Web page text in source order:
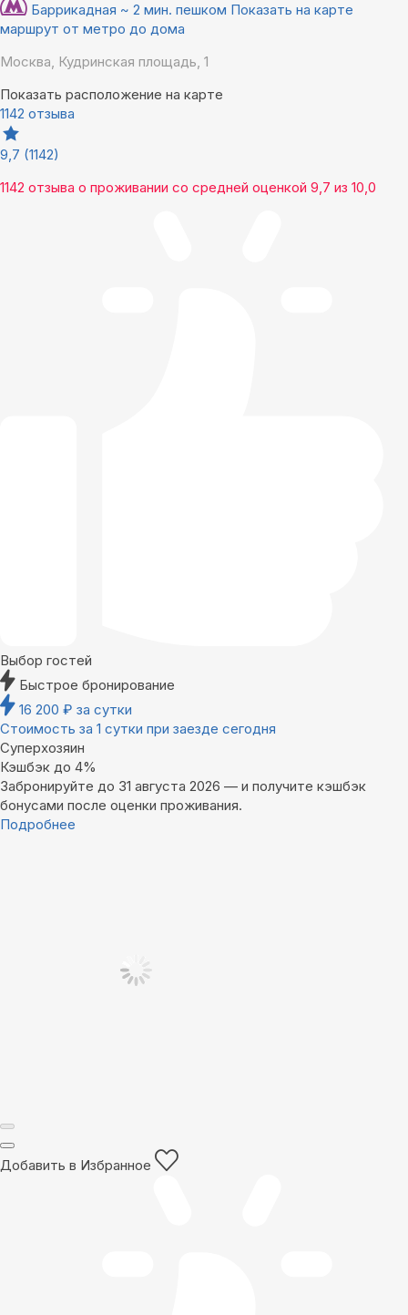
Баррикадная ~ 2 мин. пешком Показать на карте
маршрут от метро до дома
Москва, Кудринская площадь, 1
Показать расположение на карте
1142 отзыва
9,7 (1142)
1142 отзыва о проживании со средней оценкой 9,7 из 10,0
Выбор гостей
Быстрое бронирование
16 200 ₽ за сутки
Стоимость за 1 сутки при заезде сегодня
Суперхозяин
Кэшбэк до 4%
Забронируйте до 31 августа 2026 — и получите кэшбэк
бонусами после оценки проживания.
Подробнее
Добавить в Избранное